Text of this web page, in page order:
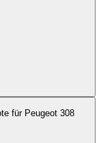
für Peugeot 308